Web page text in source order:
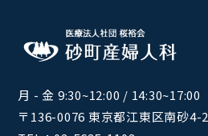
月 - 金 9:30~12:00 / 14:30~17:00
〒136-0076 東京都江東区南砂4-